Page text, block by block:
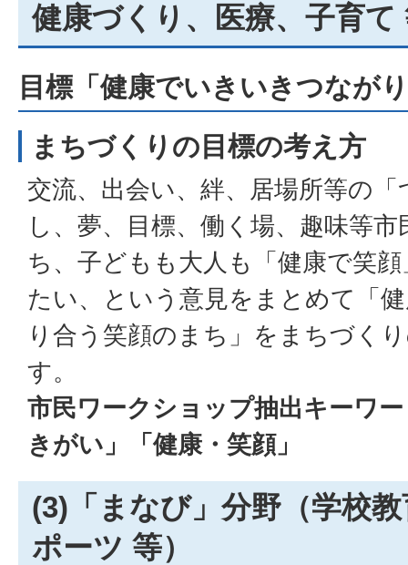
健康づくり、医療、子育て
目標「健康でいきいきつなが
まちづくりの目標の考え方
交流、出会い、絆、居場所等の
し、夢、目標、働く場、趣味等
ち、子どもも大人も「健康で笑
たい、という意見をまとめて「
り合う笑顔のまち」をまちづく
す。
市民ワークショップ抽出キーワ
きがい」「健康・笑顔」
(3)「まなび」分野（学校
ポーツ 等）